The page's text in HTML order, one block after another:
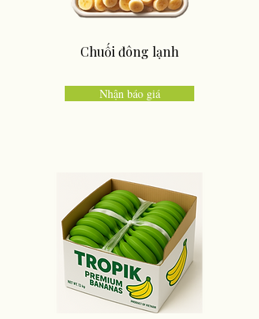
Chuối đông lạnh
Nhận báo giá